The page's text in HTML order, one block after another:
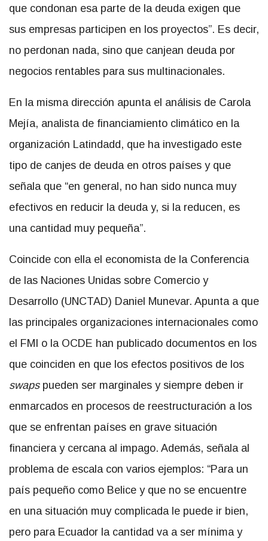
que condonan esa parte de la deuda exigen que
sus empresas participen en los proyectos”. Es decir,
no perdonan nada, sino que canjean deuda por
negocios rentables para sus multinacionales.
En la misma dirección apunta el análisis de Carola
Mejía, analista de financiamiento climático en la
organización Latindadd, que ha investigado este
tipo de canjes de deuda en otros países y que
señala que “en general, no han sido nunca muy
efectivos en reducir la deuda y, si la reducen, es
una cantidad muy pequeña”.
Coincide con ella el economista de la Conferencia
de las Naciones Unidas sobre Comercio y
Desarrollo (UNCTAD) Daniel Munevar. Apunta a que
las principales organizaciones internacionales como
el FMI o la OCDE han publicado documentos en los
que coinciden en que los efectos positivos de los
swapspueden ser marginales y siempre deben ir
enmarcados en procesos de reestructuración a los
que se enfrentan países en grave situación
financiera y cercana al impago. Además, señala al
problema de escala con varios ejemplos: “Para un
país pequeño como Belice y que no se encuentre
en una situación muy complicada le puede ir bien,
pero para Ecuador la cantidad va a ser mínima y